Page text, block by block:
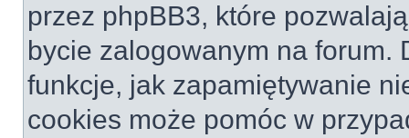
przez phpBB3, które
bycie zalogowanym na forum.
funkcje, jak zapamiętywanie
cookies może pomóc w